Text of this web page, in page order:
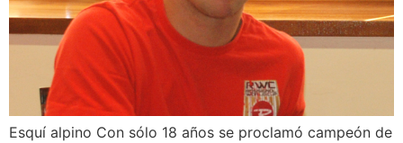
Esquí alpino Con sólo 18 años se proclamó campeón de